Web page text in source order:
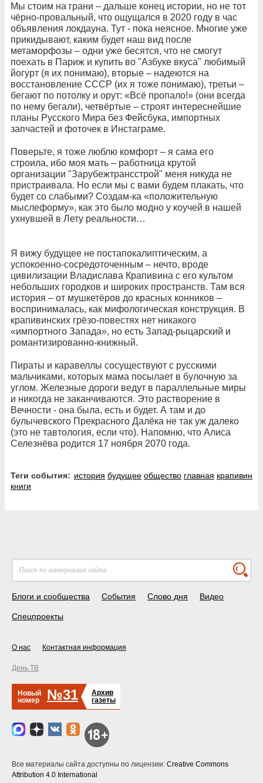
Мы стоим на грани – дальше конец истории, но не тот
чёрно-провальный, что ощущался в 2020 году в час
объявления локдауна. Тут - пока неясное. Многие уже
прикидывают, каким будет наш вид после
метаморфозы – одни уже бесятся, что не смогут
поехать в Париж и купить во "Азбуке вкуса" любимый
йогурт (я их понимаю), вторые – надеются на
восстановление СССР (их я тоже понимаю), третьи –
бегают по потолку и орут: «Всё пропало!» (они всегда
по нему бегали), четвёртые – строят интереснейшие
планы Русского Мира без Фейсбука, импортных
запчастей и фоточек в Инстаграме.
Поверьте, я тоже люблю комфорт – я сама его
строила, ибо моя мать – работница крутой
организации "Зарубежтрансстрой" меня никуда не
пристраивала. Но если мы с вами будем плакать, что
будет со слабыми? Создам-ка «положительную
мыслеформу», как это было модно у коучей в нашей
ухнувшей в Лету реальности…
Я вижу будущее не постапокалиптическим, а
успокоенно-сосредоточенным – нечто, вроде
цивилизации Владислава Крапивина с его культом
небольших городков и широких пространств. Там вся
история – от мушкетёров до красных конников –
воспринималась, как мифологическая конструкция. В
крапивинских грёзо-повестях нет никакого
«импортного Запада», но есть Запад-рыцарский и
романтизированно-книжный.
Пираты и каравеллы сосуществуют с русскими
мальчиками, которых мама посылает в булочную за
углом. Железные дороги ведут в параллельные миры
и никогда не заканчиваются. Это растворение в
Вечности - она была, есть и будет. А там и до
булычевского Прекрасного Далёка не так уж далеко
(это не тавтология, если что). Напомню, что Алиса
Селезнёва родится 17 ноября 2070 года.
Теги события: история будущее общество главная крапивин
книги
Блоги и сообщества События Слово дня Видео
Спецпроекты
О нас Контактная информация
День ТВ
Новый
номер
№31
Архив
газеты
Все материалы сайта доступны по лицензии: Creative Commons
Attribution 4.0 International